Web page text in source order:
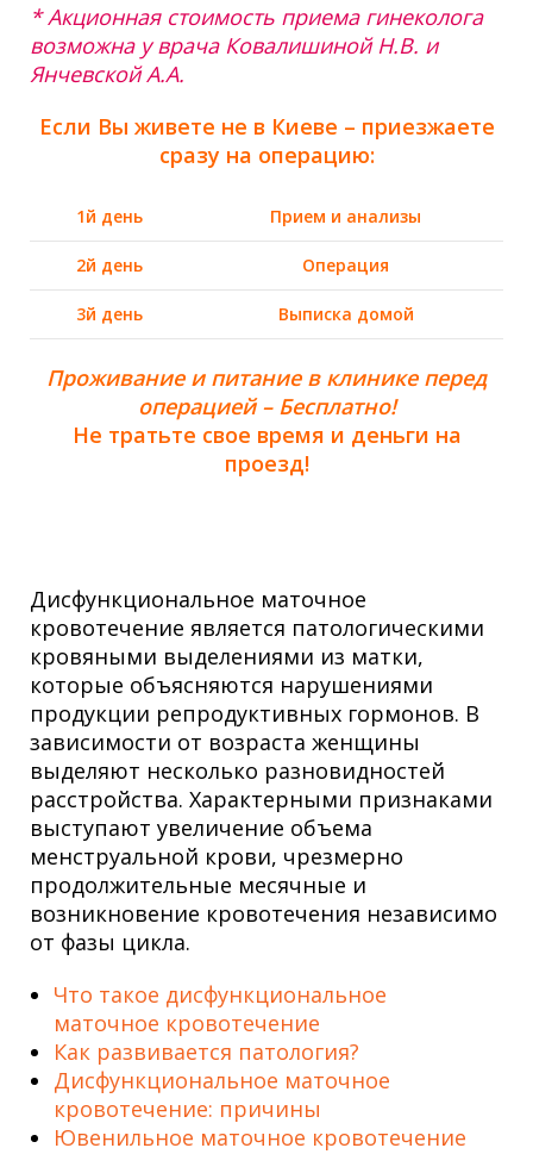
* Акционная стоимость приема гинеколога
возможна у врача Ковалишиной Н.В. и
Янчевской А.А.
Если Вы живете не в Киеве – приезжаете
сразу на операцию:
1й день Прием и анализы
2й день Операция
3й день Выписка домой
Проживание и питание в клинике перед
операцией – Бесплатно!
Не тратьте свое время и деньги на
проезд!
Дисфункциональное маточное
кровотечение является патологическими
кровяными выделениями из матки,
которые объясняются нарушениями
продукции репродуктивных гормонов. В
зависимости от возраста женщины
выделяют несколько разновидностей
расстройства. Характерными признаками
выступают увеличение объема
менструальной крови, чрезмерно
продолжительные месячные и
возникновение кровотечения независимо
от фазы цикла.
Что такое дисфункциональное
маточное кровотечение
Как развивается патология?
Дисфункциональное маточное
кровотечение: причины
Ювенильное маточное кровотечение